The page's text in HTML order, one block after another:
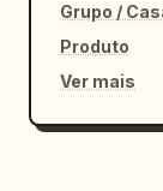
Grupo /
Produto
Ver mais